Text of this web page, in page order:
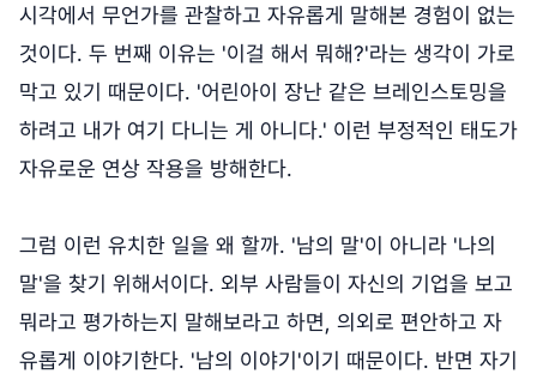
시각에서 무언가를 관찰하고 자유롭게 말해본 경험이 없는
것이다. 두 번째 이유는 '이걸 해서 뭐해?'라는 생각이 가로
막고 있기 때문이다. '어린아이 장난 같은 브레인스토밍을
하려고 내가 여기 다니는 게 아니다.' 이런 부정적인 태도가
자유로운 연상 작용을 방해한다.
그럼 이런 유치한 일을 왜 할까. '남의 말'이 아니라 '나의
말'을 찾기 위해서이다. 외부 사람들이 자신의 기업을 보고
뭐라고 평가하는지 말해보라고 하면, 의외로 편안하고 자
유롭게 이야기한다. '남의 이야기'이기 때문이다. 반면 자기